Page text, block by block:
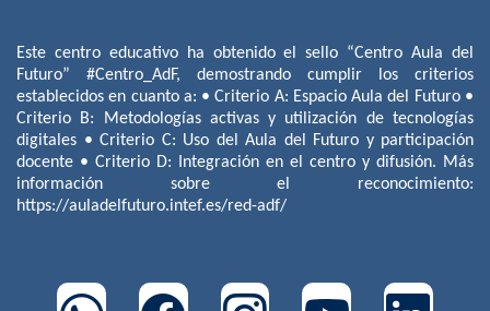
Este centro educativo ha obtenido el sello “Centro Aula del
Futuro” #Centro_AdF, demostrando cumplir los criterios
establecidos en cuanto a: • Criterio A: Espacio Aula del Futuro •
Criterio B: Metodologías activas y utilización de tecnologías
digitales • Criterio C: Uso del Aula del Futuro y participación
docente • Criterio D: Integración en el centro y difusión. Más
información sobre el reconocimiento:
https://auladelfuturo.intef.es/red-adf/